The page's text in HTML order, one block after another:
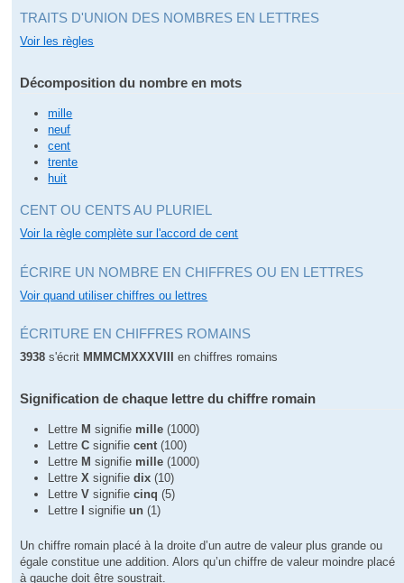
TRAITS D'UNION DES NOMBRES EN LETTRES
Voir les règles
Décomposition du nombre en mots
mille
neuf
cent
trente
huit
CENT OU CENTS AU PLURIEL
Voir la règle complète sur l'accord de cent
ÉCRIRE UN NOMBRE EN CHIFFRES OU EN LETTRES
Voir quand utiliser chiffres ou lettres
ÉCRITURE EN CHIFFRES ROMAINS
3938 s'écrit MMMCMXXXVIII en chiffres romains
Signification de chaque lettre du chiffre romain
Lettre M signifie mille (1000)
LettreC signifiecent(100)
Lettre M signifie mille (1000)
LettreX signifiedix (10)
LettreV signifiecinq (5)
Lettre
signifieun (1)
Un chiffre romain placé à la droite d’un autre de valeur plus grande ou
égale constitue une addition. Alors qu’un chiffre de valeur moindre placé
à gauche doit être soustrait.